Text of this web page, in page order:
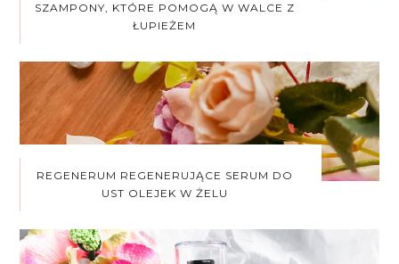
SZAMPONY, KTÓRE POMOGĄ W WALCE Z
ŁUPIEŻEM
REGENERUM REGENERUJĄCE SERUM DO
UST OLEJEK W ŻELU